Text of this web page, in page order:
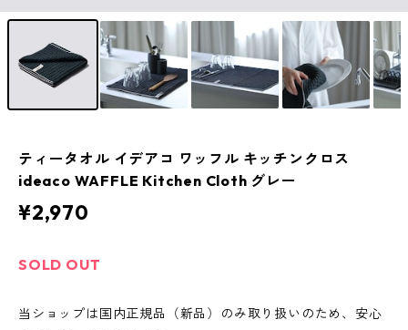
ティータオル イデアコ ワッフル キッチンクロス
ideaco WAFFLE Kitchen Cloth グレー
¥2,970
SOLD OUT
当ショップは国内正規品（新品）のみ取り扱いのため、安心